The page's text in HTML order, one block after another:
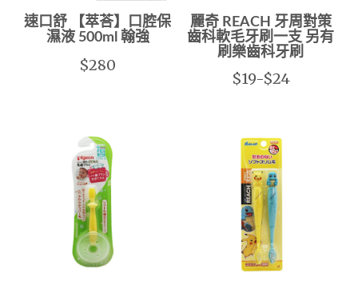
速口舒 【萃荅】口腔保
濕液 500ml 翰強
$280
麗奇 REACH 牙周對策
齒科軟毛牙刷一支 另有
刷樂齒科牙刷
$19-$24